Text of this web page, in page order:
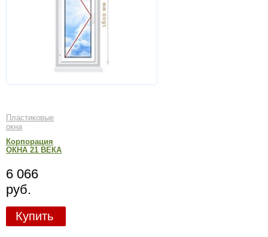
Пластиковые
окна
Корпорация
ОКНА 21 ВЕКА
6 066
руб.
Купить